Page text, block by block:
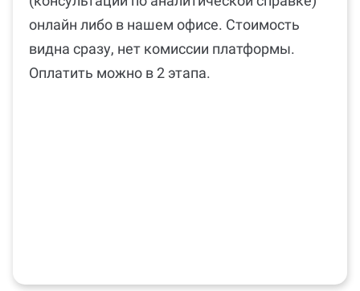
На выполнение аналитической справки
(консультации по аналитической справке)
онлайн либо в нашем офисе. Стоимость